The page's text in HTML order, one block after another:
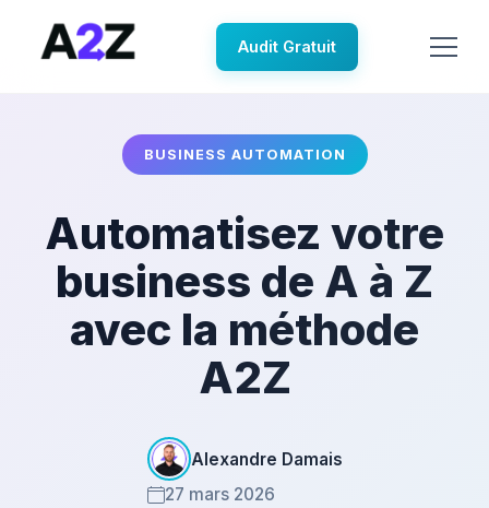
Audit Gratuit
BUSINESS AUTOMATION
Automatisez votre
business de A à Z
avec la méthode
A2Z
Alexandre Damais
27 mars 2026